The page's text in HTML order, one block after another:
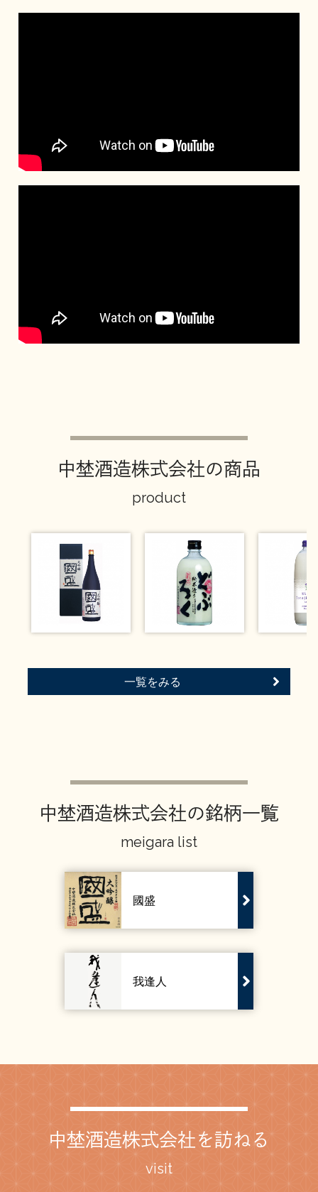
地酒蔵元会WEB展示会 地酒蔵元会利酒会
美味しい地酒の選び方
地酒蔵元会とは
お問い合わせ
中埜酒造株式会社の商品
product
一覧をみる
中埜酒造株式会社の銘柄一覧
meigara list
國盛
我逢人
中埜酒造株式会社を訪ねる
visit